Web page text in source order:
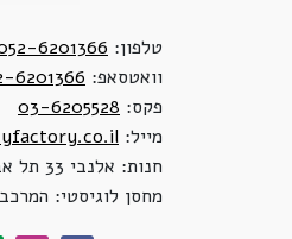
טלפון: 6201366
וואטסאפ: 6201366
פקס: 03-6205528
מייל:
חנות: אלנבי 33 תל אביב
מחסן לוגיסטי: המרכבה 17